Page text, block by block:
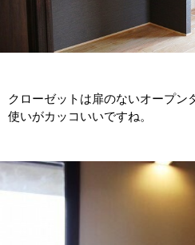
クローゼットは扉のないオープン
使いがカッコいいですね。